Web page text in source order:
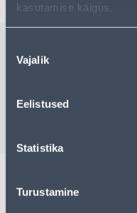
kasutamise käigus.
valik
Vajalik
Eelistused
Statistika
Turustamine
Spetsifikatsioon